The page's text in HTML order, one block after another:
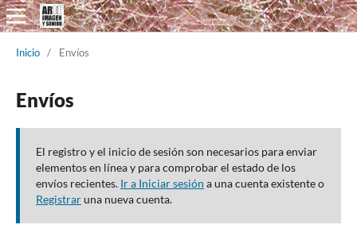
Inicio / Envíos
Envíos
El registro y el inicio de sesión son necesarios para enviar
elementos en línea y para comprobar el estado de los
envíos recientes. Ir a Iniciar sesión a una cuenta existente o
Registraruna nueva cuenta.